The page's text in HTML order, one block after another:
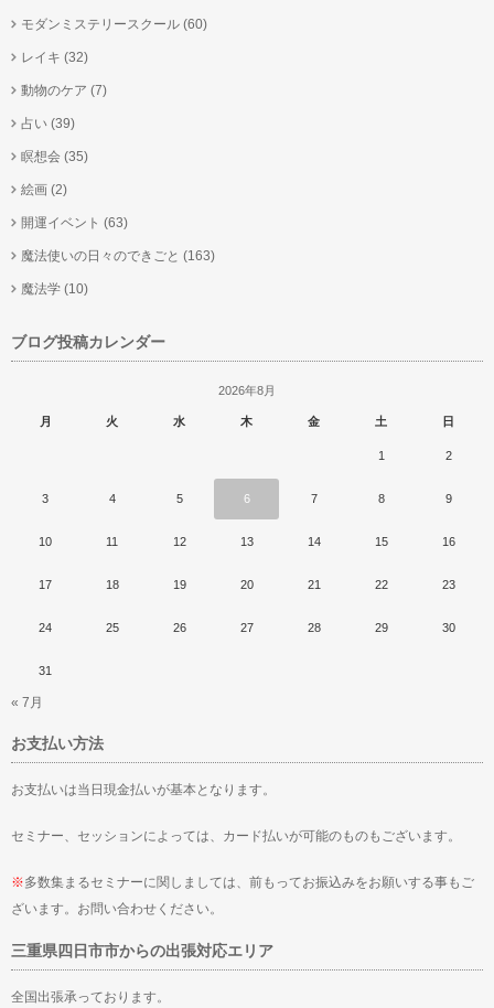
モダンミステリースクール (60)
レイキ (32)
動物のケア (7)
占い (39)
瞑想会 (35)
絵画 (2)
開運イベント (63)
魔法使いの日々のできごと (163)
魔法学 (10)
ブログ投稿カレンダー
2026年8月
月 火 水 木 金 土 日
1 2
3 4 5 6 7 8 9
10 11 12 13 14 15 16
17 18 19 20 21 22 23
24 25 26 27 28 29 30
31
« 7月
お支払い方法
お支払いは当日現金払いが基本となります。
セミナー、セッションによっては、カード払いが可能のものもございます。
※多数集まるセミナーに関しましては、前もってお振込みをお願いする事もご
ざいます。お問い合わせください。
三重県四日市市からの出張対応エリア
全国出張承っております。